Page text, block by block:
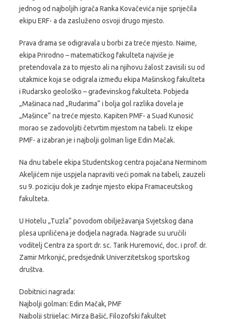
jednog od najboljih igrača Ranka Kovačevića nije spriječila
ekipu ERF- a da zasluženo osvoji drugo mjesto.
Prava drama se odigravala u borbi za treće mjesto. Naime,
ekipa Prirodno – matematičkog fakulteta najviše je
pretendovala za to mjesto ali na njihovu žalost zavisili su od
utakmice koja se odigrala između ekipa Mašinskog fakulteta
i Rudarsko geološko – građevinskog fakulteta. Pobjeda
„Mašinaca nad „Rudarima“ i bolja gol razlika dovela je
„Mašince“ na treće mjesto. Kapiten PMF- a Suad Kunosić
morao se zadovoljiti četvrtim mjestom na tabeli. Iz ekipe
PMF- a izabran je i najbolji golman lige Edin Mačak.
Na dnu tabele ekipa Studentskog centra pojačana Nerminom
Akeljićem nije uspjela napraviti veći pomak na tabeli, zauzeli
su 9. poziciju dok je zadnje mjesto ekipa Framaceutskog
fakulteta.
U Hotelu „Tuzla“ povodom obilježavanja Svjetskog dana
plesa upriličena je dodjela nagrada. Nagrade su uručili
voditelj Centra za sport dr. sc. Tarik Huremović, doc. i prof. dr.
Zamir Mrkonjić, predsjednik Univerzitetskog sportskog
društva.
Dobitnici nagrada:
Najbolji golman: Edin Mačak, PMF
Najbolji strijelac: Mirza Bašić, Filozofski fakultet